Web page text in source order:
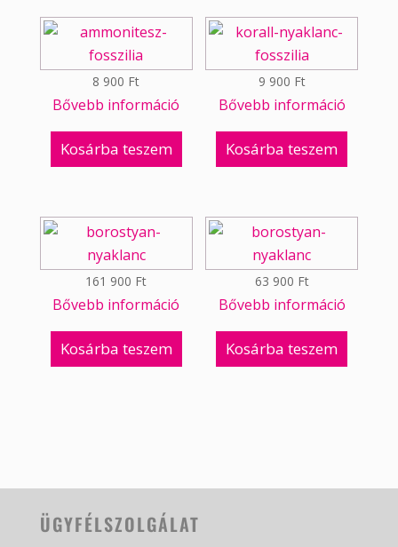
8 900 Ft
Bővebb információ
Kosárba teszem
9 900 Ft
Bővebb információ
Kosárba teszem
161 900 Ft
Bővebb információ
Kosárba teszem
63 900 Ft
Bővebb információ
Kosárba teszem
ÜGYFÉLSZOLGÁLAT